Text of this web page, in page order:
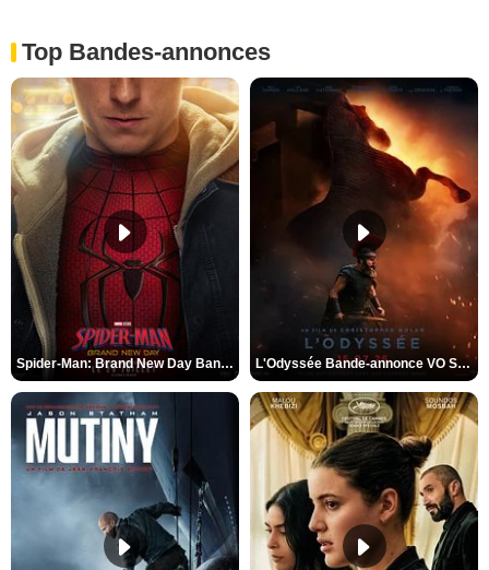
Top Bandes-annonces
Spider-Man: Brand New Day Bande-annonce VO STFR L'Odyssée Bande-annonce VO STFR